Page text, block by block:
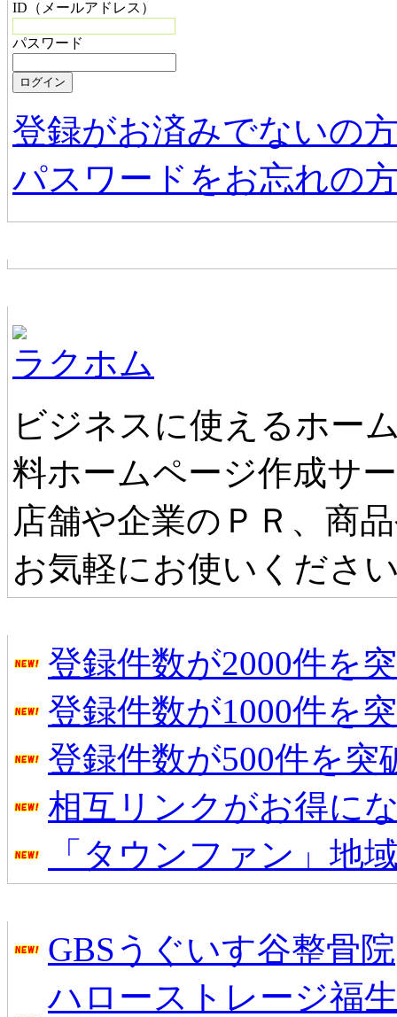
ID（メールアドレス）
パスワード
登録がお済みでないの
パスワードをお忘れの
ラクホム
ビジネスに使えるホー
料ホームページ作成サ
店舗や企業のＰＲ、商
お気軽にお使いくださ
登録件数が2000件を
登録件数が1000件を
登録件数が500件を突
相互リンクがお得に
「タウンファン」地
GBSうぐいす谷整骨院
ハローストレージ福